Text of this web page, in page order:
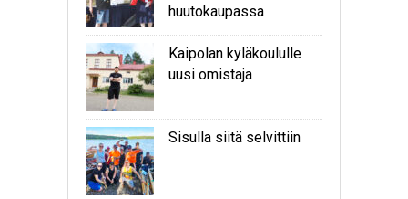
huutokaupassa
Kaipolan kyläkoululle
uusi omistaja
Sisulla siitä selvittiin